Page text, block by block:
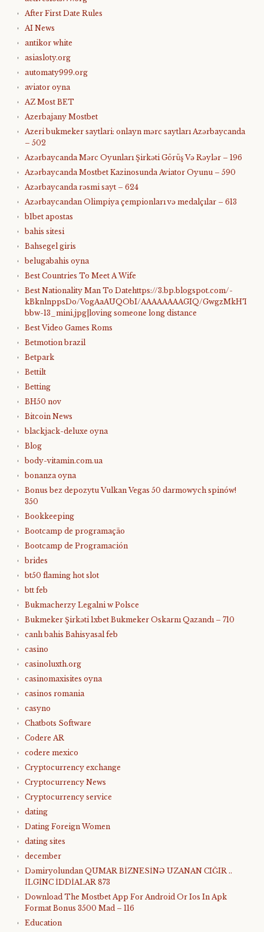
After First Date Rules
AI News
antikor white
asiasloty.org
automaty999.org
aviator oyna
AZ Most BET
Azerbajany Mostbet
Azeri bukmeker saytlari: onlayn mərc saytları Azərbaycanda
– 502
Azərbaycanda Mərc Oyunları Şirkəti Görüş Və Rəylər – 196
Azərbaycanda Mostbet Kazinosunda Aviator Oyunu – 590
Azərbaycanda rəsmi sayt – 624
Azərbaycandan Olimpiya çempionları və medalçılar – 613
b1bet apostas
bahis sitesi
Bahsegel giris
belugabahis oyna
Best Countries To Meet A Wife
Best Nationality Man To Datehttps://3.bp.blogspot.com/-
kBknlnppsDo/VogAaAUQObI/AAAAAAAAGIQ/
bbw-13_mini.jpg|loving someone long distance
Best Video Games Roms
Betmotion brazil
Betpark
Bettilt
Betting
BH50 nov
Bitcoin News
blackjack-deluxe oyna
Blog
body-vitamin.com.ua
bonanza oyna
Bonus bez depozytu Vulkan Vegas 50 darmowych spinów!
350
Bookkeeping
Bootcamp de programação
Bootcamp de Programación
brides
bt50 flaming hot slot
btt feb
Bukmacherzy Legalni w Polsce
Bukmeker Şirkəti 1xbet Bukmeker Oskarnı Qazandı – 710
canlı bahis Bahisyasal feb
casino
casinoluxth.org
casinomaxisites oyna
casinos romania
casyno
Chatbots Software
Codere AR
codere mexico
Cryptocurrency exchange
Cryptocurrency News
Cryptocurrency service
dating
Dating Foreign Women
dating sites
december
Dəmiryolundan QUMAR BİZNESİNƏ UZANAN CIĞIR ..
İLGİNC İDDİALAR 873
Download The Mostbet App For Android Or Ios In Apk
Format Bonus 3500 Mad – 116
Education